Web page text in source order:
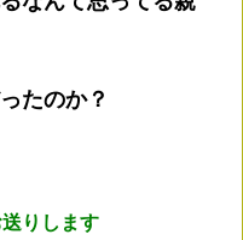
たのか？
りします